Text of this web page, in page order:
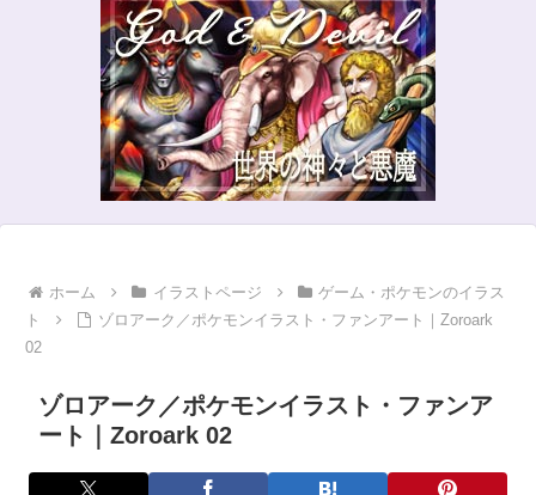
ホーム イラストページ
ゲーム・ポケモンのイラス
ト
ゾロアーク／ポケモンイラスト・ファンアート｜Zoroark
02
ゾロアーク／ポケモンイラスト・ファンア
ート｜Zoroark 02